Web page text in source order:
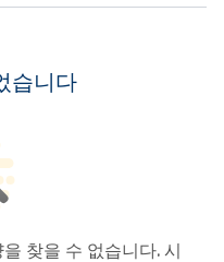
습니다
찾을 수 없습니다. 시